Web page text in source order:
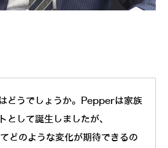
どうでしょうか。Pepperは家族
として誕生しましたが、
どのような変化が期待できるの